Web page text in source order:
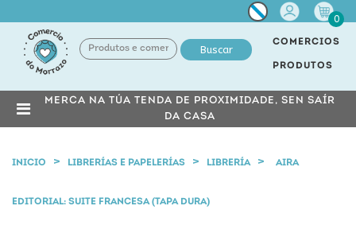
Miña
conta
0
Buscar
COMERCIOS
PRODUTOS
MERCA NA TÚA TENDA DE PROXIMIDADE, SEN SAÍR
DA CASA
INICIO LIBRERÍAS E PAPELERÍAS LIBRERÍA AIRA
EDITORIAL: SUITE FRANCESA (TAPA DURA)